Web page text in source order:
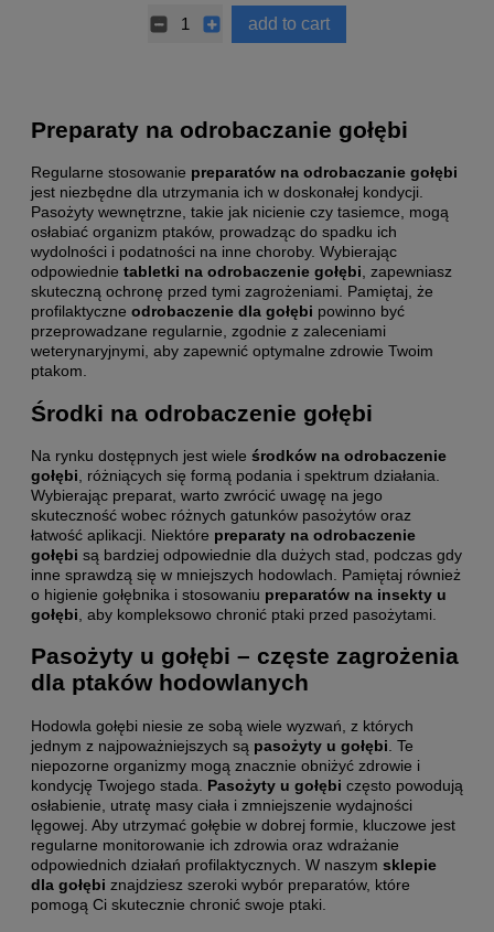
add to cart
Preparaty na odrobaczanie gołębi
Regularne stosowanie preparatów na odrobaczanie gołębi
jest niezbędne dla utrzymania ich w doskonałej kondycji.
Pasożyty wewnętrzne, takie jak nicienie czy tasiemce, mogą
osłabiać organizm ptaków, prowadząc do spadku ich
wydolności i podatności na inne choroby. Wybierając
odpowiednie tabletki na odrobaczenie gołębi , zapewniasz
skuteczną ochronę przed tymi zagrożeniami. Pamiętaj, że
profilaktyczne odrobaczenie dla gołębi powinno być
przeprowadzane regularnie, zgodnie z zaleceniami
weterynaryjnymi, aby zapewnić optymalne zdrowie Twoim
ptakom.
Środki na odrobaczenie gołębi
Na rynku dostępnych jest wiele środków na odrobaczenie
gołębi , różniących się formą podania i spektrum działania.
Wybierając preparat, warto zwrócić uwagę na jego
skuteczność wobec różnych gatunków pasożytów oraz
łatwość aplikacji. Niektóre preparaty na odrobaczenie
gołębi są bardziej odpowiednie dla dużych stad, podczas gdy
inne sprawdzą się w mniejszych hodowlach. Pamiętaj również
o higienie gołębnika i stosowaniu preparatów na insekty u
gołębi , aby kompleksowo chronić ptaki przed pasożytami.
Pasożyty u gołębi – częste zagrożenia
dla ptaków hodowlanych
Hodowla gołębi niesie ze sobą wiele wyzwań, z których
jednym z najpoważniejszych są pasożyty u gołębi . Te
niepozorne organizmy mogą znacznie obniżyć zdrowie i
kondycję Twojego stada. Pasożyty u gołębi często powodują
osłabienie, utratę masy ciała i zmniejszenie wydajności
lęgowej. Aby utrzymać gołębie w dobrej formie, kluczowe jest
regularne monitorowanie ich zdrowia oraz wdrażanie
odpowiednich działań profilaktycznych. W naszym sklepie
dla gołębi znajdziesz szeroki wybór preparatów, które
pomogą Ci skutecznie chronić swoje ptaki.